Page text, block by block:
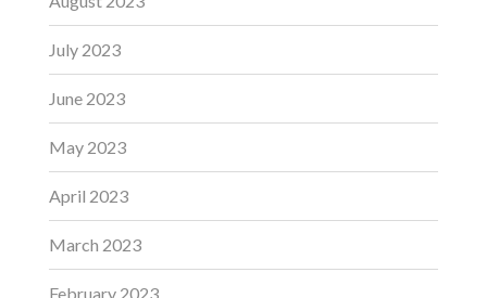
July 2023
June 2023
May 2023
April 2023
March 2023
February 2023